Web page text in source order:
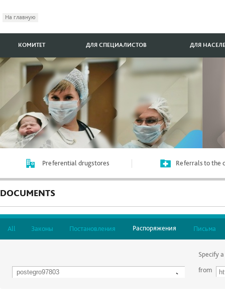
На главную
КОМИТЕТ ДЛЯ СПЕЦИАЛИСТОВ ДЛЯ
Preferential drugstores Referrals to the
DOCUMENTS
All Законы Постановления Распоряжения Письма
Specify
from